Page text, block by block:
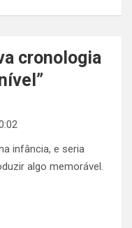
cronologia
”
infância, e seria
algo memorável.